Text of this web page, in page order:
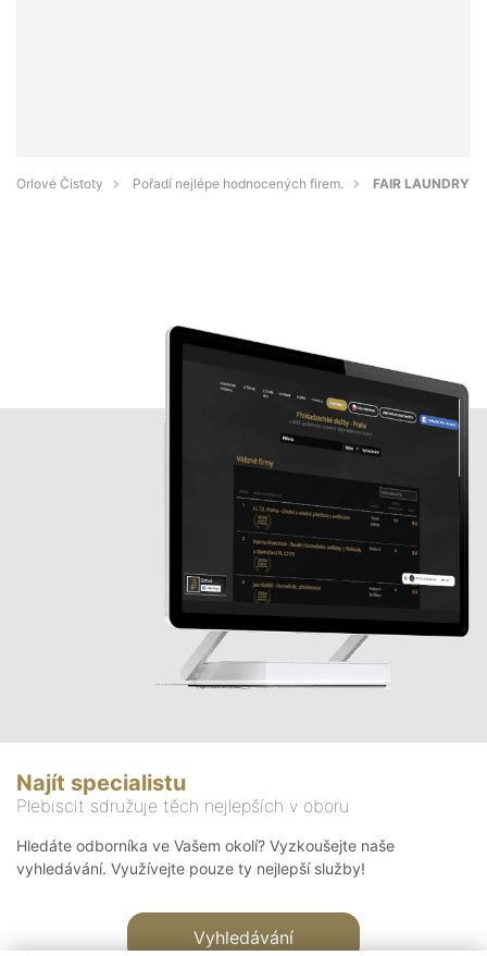
Orlové Čistoty Pořadí nejlépe hodnocených firem. FAIR LAUNDRY
Najít specialistu
Plebiscit sdružuje těch nejlepších v oboru
Hledáte odborníka ve Vašem okolí? Vyzkoušejte naše
vyhledávání. Využívejte pouze ty nejlepší služby!
Vyhledávání